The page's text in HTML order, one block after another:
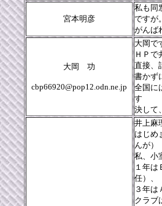
宮本明彦
私も同
ですが
がん
大岡 功
cbp66920@pop12.odn.ne.jp
大岡で
ＨＰで
直接、
書かず
全国に
す
決して
井上麻
はじめ
んが）
私、小
１年は
任）、
３年は
クラブ